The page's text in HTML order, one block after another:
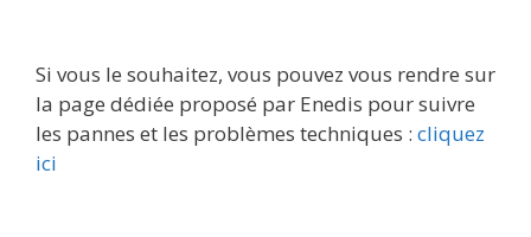
Si vous le souhaitez, vous pouvez vous rendre sur
la page dédiée proposé par Enedis pour suivre
les pannes et les problèmes techniques : cliquez
ici